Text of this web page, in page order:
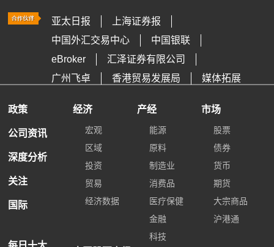
亚太日报
上海证券报
中国外汇交易中心
中国银联
eBroker
汇泽证券有限公司
广州飞卓
香港贸易发展局 媒体拓展
政策
公司资讯
深度分析
关注
国际
经济
宏观
区域
投资
贸易
经济数据
产经
能源
原料
制造业
消费品
医疗保健
金融
科技
市场
股票
债券
货币
期货
大宗商品
沪港通